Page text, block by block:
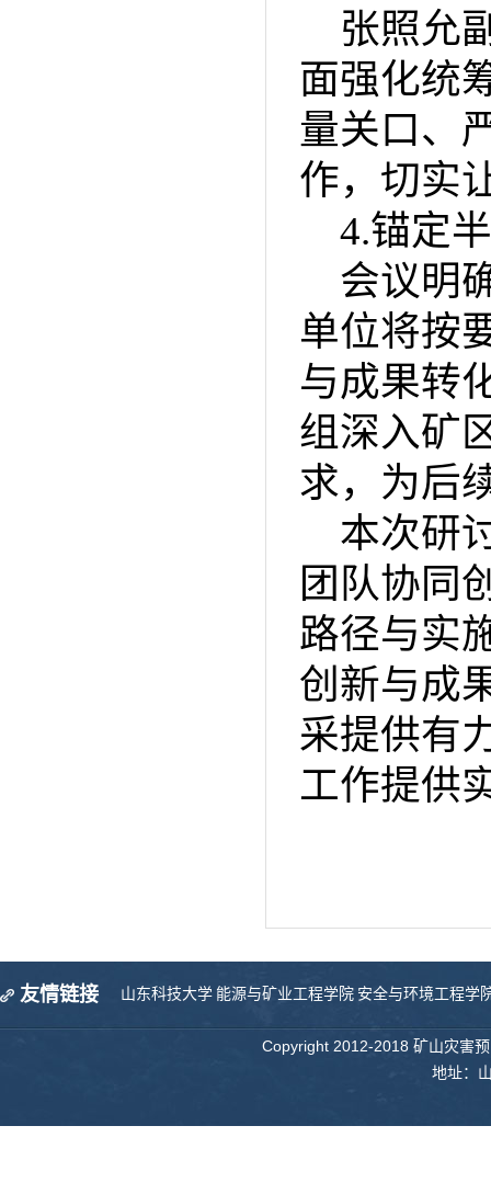
张照允
面强化统
量关口、
作，切实
4.锚定
会议明
单位将按
与成果转
组深入矿
求，为后
本次研
团队协同
路径与实
创新与成
采提供有
工作提供
友情链接 山东科技大学 能源与矿业工程学院 安全与环境工程学
Copyright 2012-2018 矿山灾害
地址：